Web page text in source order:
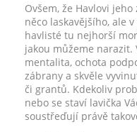
Ovšem, že Havlovi
něco laskavějšího, ale
havlisté tu nejhorší
jakou můžeme narazit.
mentalita, ochota
zábrany a skvěle
či grantů. Kdekoliv
nebo se staví lavička
soustřeďují právě